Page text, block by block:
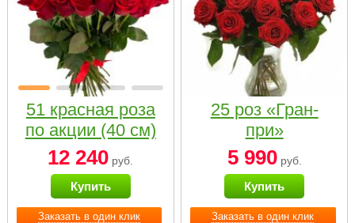
Заказать в один клик
51 красная роза
по акции (40 см)
12 240 руб.
Купить
Заказать в один клик
25 роз «Гран-
при»
5 990руб.
Купить